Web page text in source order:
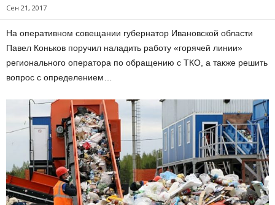
Сен 21, 2017
На оперативном совещании губернатор Ивановской области
Павел Коньков поручил наладить работу «горячей линии»
регионального оператора по обращению с ТКО, а также решить
вопрос с определением…